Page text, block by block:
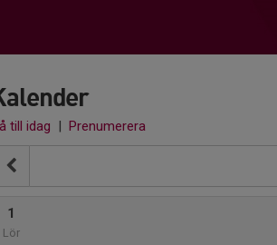
till idag | Prenumerera
1
Lör